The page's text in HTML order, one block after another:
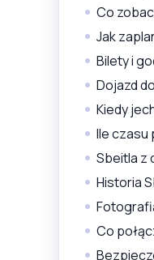
Co
Jak
Bilety i
Dojazd
Kiedy
Ile czasu
Sbeitla z
Historia
Co